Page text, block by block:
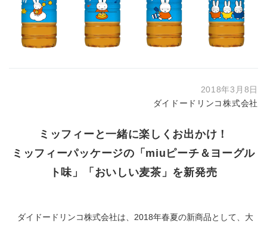
2018年3月8日
ダイドードリンコ株式会社
ミッフィーと一緒に楽しくお出かけ！
ミッフィーパッケージの「miuピーチ＆ヨーグル
ト味」「おいしい麦茶」を新発売
ダイドードリンコ株式会社は、2018年春夏の新商品として、大